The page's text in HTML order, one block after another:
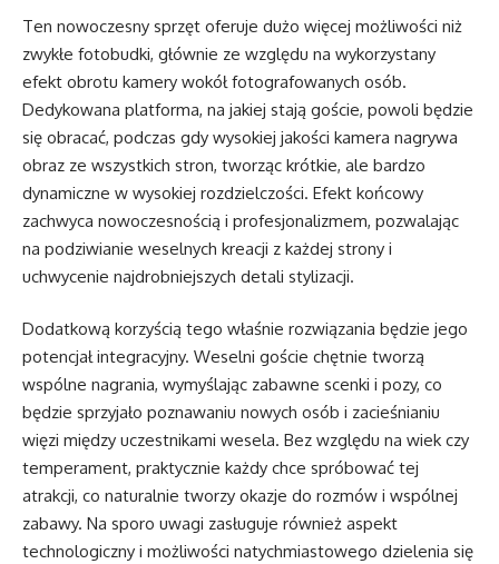
Ten nowoczesny sprzęt oferuje dużo więcej możliwości niż
zwykłe fotobudki, głównie ze względu na wykorzystany
efekt obrotu kamery wokół fotografowanych osób.
Dedykowana platforma, na jakiej stają goście, powoli będzie
się obracać, podczas gdy wysokiej jakości kamera nagrywa
obraz ze wszystkich stron, tworząc krótkie, ale bardzo
dynamiczne w wysokiej rozdzielczości. Efekt końcowy
zachwyca nowoczesnością i profesjonalizmem, pozwalając
na podziwianie weselnych kreacji z każdej strony i
uchwycenie najdrobniejszych detali stylizacji.
Dodatkową korzyścią tego właśnie rozwiązania będzie jego
potencjał integracyjny. Weselni goście chętnie tworzą
wspólne nagrania, wymyślając zabawne scenki i pozy, co
będzie sprzyjało poznawaniu nowych osób i zacieśnianiu
więzi między uczestnikami wesela. Bez względu na wiek czy
temperament, praktycznie każdy chce spróbować tej
atrakcji, co naturalnie tworzy okazje do rozmów i wspólnej
zabawy. Na sporo uwagi zasługuje również aspekt
technologiczny i możliwości natychmiastowego dzielenia się